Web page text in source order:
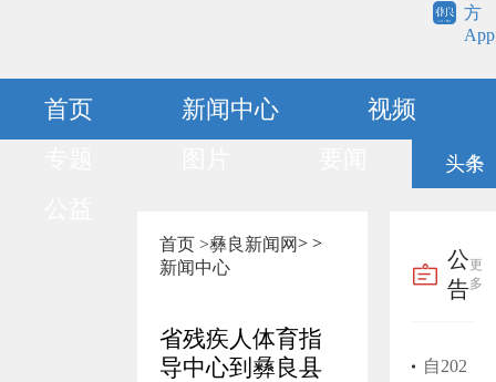
方
App
首页 新闻中心
视频
头条
首页 >彝良新闻网>
新闻中心
>
省残疾人体育指
导中心到彝良县
公
告
更
多
自202